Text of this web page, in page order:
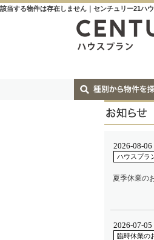
該当する物件は存在しません｜センチュリー21ハ